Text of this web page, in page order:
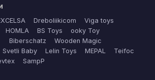
Dreboliikicom
Viga toys
HOMLA BS Toys
ooky Toy
Biberschatz
Wooden Magic
Svetli Baby Lelin Toys MEPAL
Teifoc
SampP